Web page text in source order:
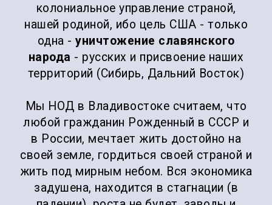
колониальное управление страной,
нашей родиной, ибо цель США - только
одна - уничтожение славянского
народа - русских и присвоение наших
территорий (Сибирь, Дальний Восток)
Мы НОД в Владивостоке считаем, что
любой гражданин Рожденный в СССР и
в России, мечтает жить достойно на
своей земле, гордиться своей страной и
жить под мирным небом. Вся экономика
задушена, находится в стагнации (в